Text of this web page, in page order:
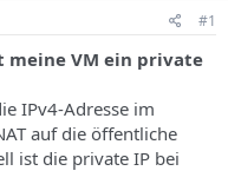
#1
meine VM ein private
IPv4-Adresse im
auf die öffentliche
ist die private IP bei